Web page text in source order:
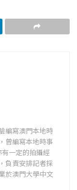
編寫澳門本地時
曾編寫本地時事
一定的拍攝經
負責安排記者採
於澳門大學中文